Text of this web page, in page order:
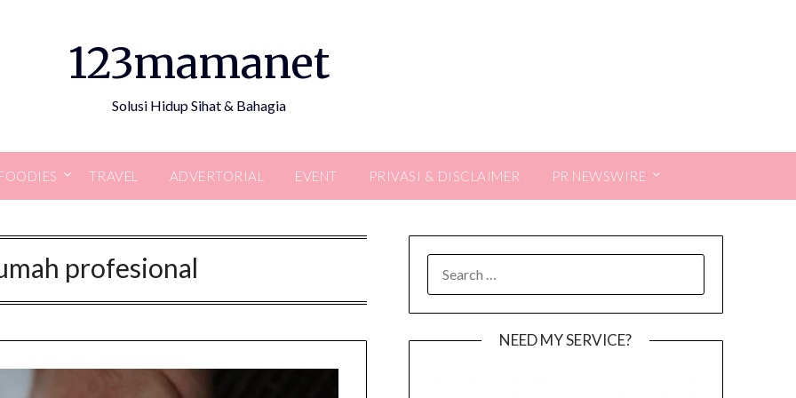
123mamanet
Solusi Hidup Sihat & Bahagia
TRAVEL ADVERTORIAL EVENT PRIVASI & DISCLAIMER PR NEWSWIRE
profesional
FOR:
NEED MY SERVICE?